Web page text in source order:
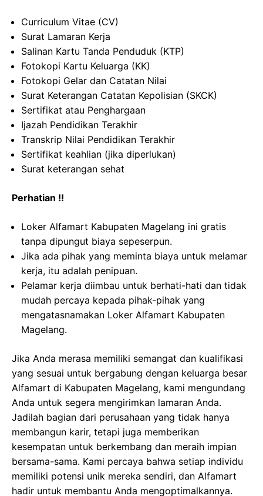
Curriculum Vitae (CV)
Surat Lamaran Kerja
Salinan Kartu Tanda Penduduk (KTP)
Fotokopi Kartu Keluarga (KK)
Fotokopi Gelar dan Catatan Nilai
Surat Keterangan Catatan Kepolisian (SKCK)
Sertifikat atau Penghargaan
Ijazah Pendidikan Terakhir
Transkrip Nilai Pendidikan Terakhir
Sertifikat keahlian (jika diperlukan)
Surat keterangan sehat
Perhatian !!
Loker Alfamart Kabupaten Magelang ini gratis
tanpa dipungut biaya sepeserpun.
Jika ada pihak yang meminta biaya untuk melamar
kerja, itu adalah penipuan.
Pelamar kerja diimbau untuk berhati-hati dan tidak
mudah percaya kepada pihak-pihak yang
mengatasnamakan Loker Alfamart Kabupaten
Magelang.
Jika Anda merasa memiliki semangat dan kualifikasi
yang sesuai untuk bergabung dengan keluarga besar
Alfamart di Kabupaten Magelang, kami mengundang
Anda untuk segera mengirimkan lamaran Anda.
Jadilah bagian dari perusahaan yang tidak hanya
membangun karir, tetapi juga memberikan
kesempatan untuk berkembang dan meraih impian
bersama-sama. Kami percaya bahwa setiap individu
memiliki potensi unik mereka sendiri, dan Alfamart
hadir untuk membantu Anda mengoptimalkannya.